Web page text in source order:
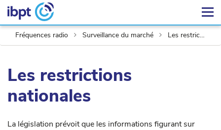
Fréquences radio Surveillance du marché Les restrictions nationales
Les restrictions
nationales
La législation prévoit que les informations figurant sur